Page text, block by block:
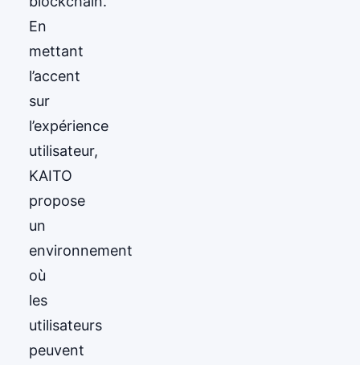
En
mettant
l’accent
sur
l’expérience
utilisateur,
KAITO
propose
un
environnement
où
les
utilisateurs
peuvent